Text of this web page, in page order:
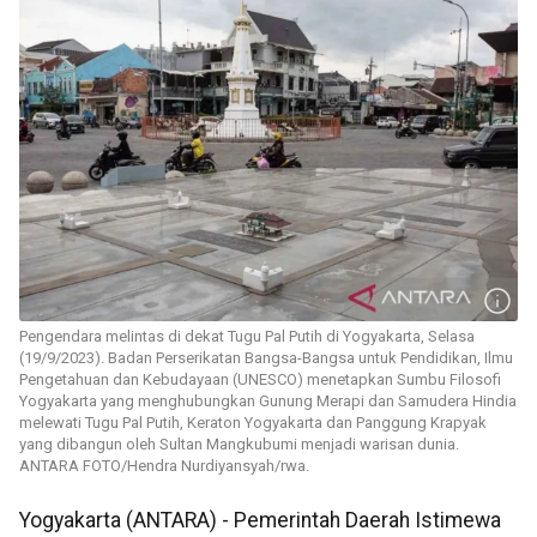
Pengendara melintas di dekat Tugu Pal Putih di Yogyakarta, Selasa
(19/9/2023). Badan Perserikatan Bangsa-Bangsa untuk Pendidikan, Ilmu
Pengetahuan dan Kebudayaan (UNESCO) menetapkan Sumbu Filosofi
Yogyakarta yang menghubungkan Gunung Merapi dan Samudera Hindia
melewati Tugu Pal Putih, Keraton Yogyakarta dan Panggung Krapyak
yang dibangun oleh Sultan Mangkubumi menjadi warisan dunia.
ANTARA FOTO/Hendra Nurdiyansyah/rwa.
Yogyakarta (ANTARA) - Pemerintah Daerah Istimewa